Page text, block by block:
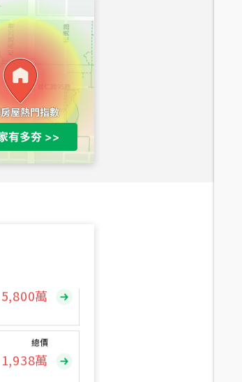
1,020萬
總價
490萬
總價
1,808萬
總價
1,938萬